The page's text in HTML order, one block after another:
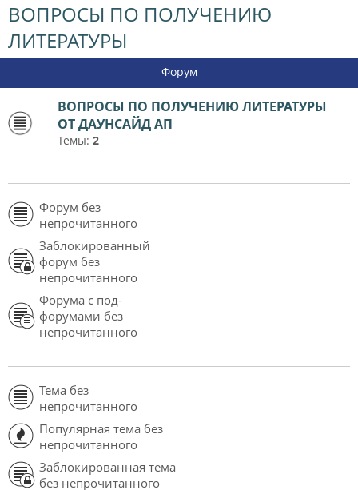
ВОПРОСЫ ПО ПОЛУЧЕНИЮ
ЛИТЕРАТУРЫ
Форум
ВОПРОСЫ ПО ПОЛУЧЕНИЮ ЛИТЕРАТУРЫ
ОТ ДАУНСАЙД АП
Темы: 2
Форум без
непрочитанного
Заблокированный
форум без
непрочитанного
Форума с под-
форумами без
непрочитанного
Тема без
непрочитанного
Популярная тема без
непрочитанного
Заблокированная тема
без непрочитанного